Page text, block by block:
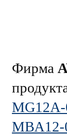
Фирма
MBA12-